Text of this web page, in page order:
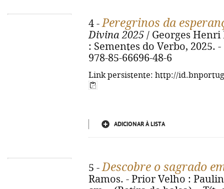
4 -Peregrinos da
Divina 2025 / Georges Henri
: Sementes do Verbo, 2025.
978-85-66696-48-6
Link persistente: http://
ADICIONAR À LISTA
5 -Descobre o sagrado
Ramos. - Prior Velho :